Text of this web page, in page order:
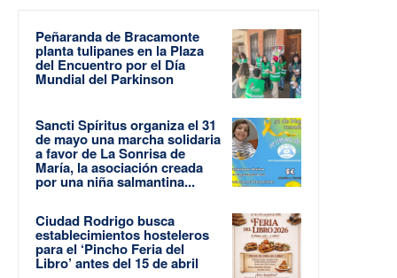
Peñaranda de Bracamonte
planta tulipanes en la Plaza
del Encuentro por el Día
Mundial del Parkinson
Sancti Spíritus organiza el 31
de mayo una marcha solidaria
a favor de La Sonrisa de
María, la asociación creada
por una niña salmantina...
Ciudad Rodrigo busca
establecimientos hosteleros
para el ‘Pincho Feria del
Libro’ antes del 15 de abril